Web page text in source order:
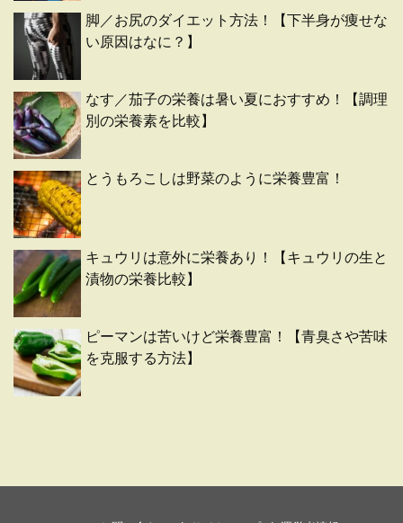
脚／お尻のダイエット方法！【下半身が痩せな
い原因はなに？】
なす／茄子の栄養は暑い夏におすすめ！【調理
別の栄養素を比較】
とうもろこしは野菜のように栄養豊富！
キュウリは意外に栄養あり！【キュウリの生と
漬物の栄養比較】
ピーマンは苦いけど栄養豊富！【青臭さや苦味
を克服する方法】